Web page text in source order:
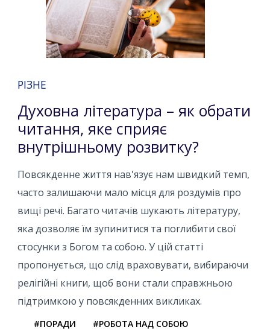
РІЗНЕ
Духовна література – ​​як обрати
читання, яке сприяє
внутрішньому розвитку?
Повсякденне життя нав'язує нам швидкий темп,
часто залишаючи мало місця для роздумів про
вищі речі. Багато читачів шукають літературу,
яка дозволяє їм зупинитися та поглибити свої
стосунки з Богом та собою. У цій статті
пропонується, що слід враховувати, вибираючи
релігійні книги, щоб вони стали справжньою
підтримкою у повсякденних викликах.
#ПОРАДИ #РОБОТА НАД СОБОЮ